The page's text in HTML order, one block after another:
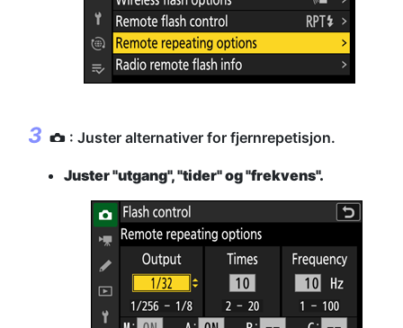
C : Juster alternativer for fjernrepetisjon.
Juster "utgang", "tider" og "frekvens".